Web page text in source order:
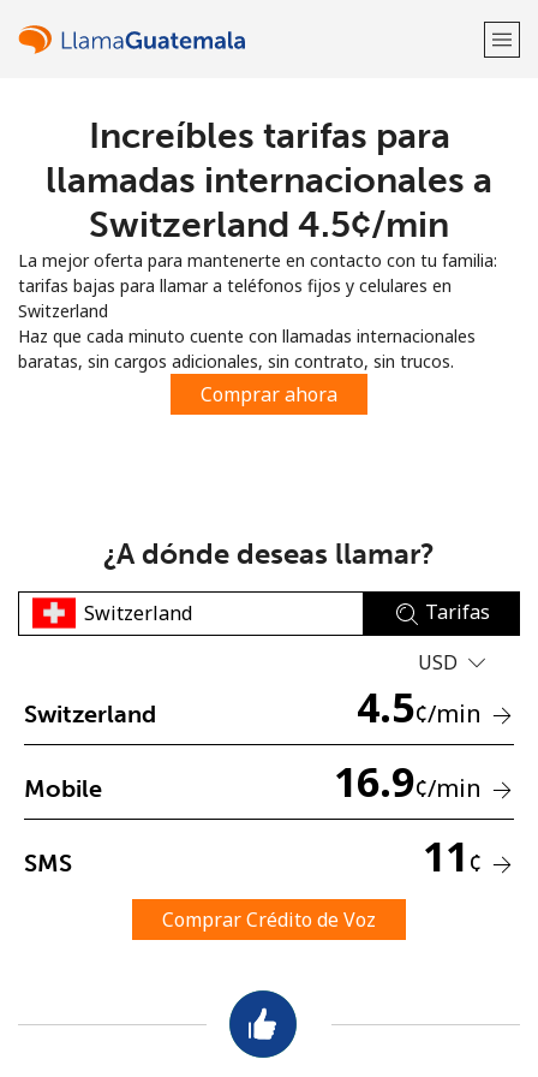
¡Bienvenido!
Regístrate con
o
No se ha creado una contraseña
Una letra mayúscula y una minúscula
Un número
Mantente en contacto para recibir nuestras mejores
Increíbles tarifas para
llamadas internacionales a
Switzerland ⁦4.5¢⁩/min
La mejor oferta para mantenerte en contacto con tu familia:
tarifas bajas para llamar a teléfonos fijos y celulares en
Switzerland
Haz que cada minuto cuente con llamadas internacionales
baratas, sin cargos adicionales, sin contrato, sin trucos.
Comprar ahora
¿A dónde deseas llamar?
Tarifas
USD
Switzerland 4.5¢/min
Mobile 16.9¢/min
SMS 11 ¢
Comprar Crédito de Voz